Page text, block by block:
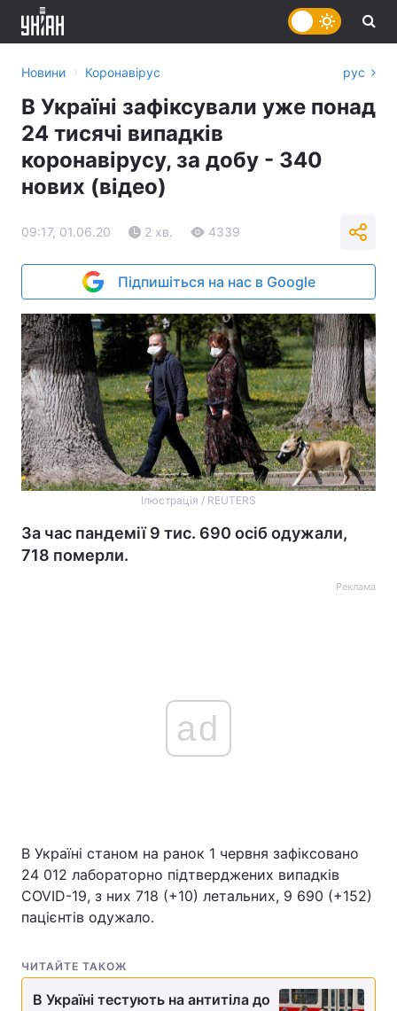
Головна Війна
Україна
Новини › Коронавірус рус
В Україні зафіксували уже понад
24 тисячі випадків
коронавірусу, за добу - 340
нових (відео)
09:17, 01.06.20 2 хв. 4339
Підпишіться на нас в Google
Ілюстрація / REUTERS
За час пандемії 9 тис. 690 осіб одужали,
718 померли.
Реклама
ad
В Україні станом на ранок 1 червня зафіксовано
24 012 лабораторно підтверджених випадків
COVID-19, з них 718 (+10) летальних, 9 690 (+152)
пацієнтів одужало.
ЧИТАЙТЕ ТАКОЖ
В Україні тестують на антитіла до